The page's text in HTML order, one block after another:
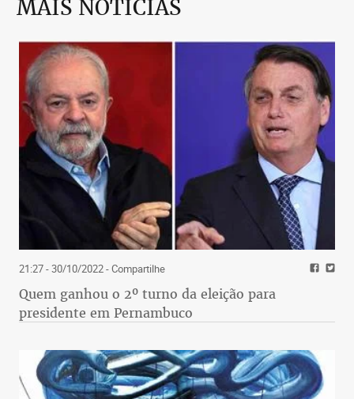
Casou-se com minha irmã e a levou para morar em
Teófilo Otoni, que passou a ser a minha segunda
casa.
Lá, conheci pequi, carne de sol, pelada descalço no
Palmeiras (pra não estragar a grama), o
restaurante Le Chateau e o calor acolhedor e
orgulhoso do nordeste de Minas. Outro país nas
muitas Minas.
Quando fui extraído a fórceps de Ibiá, fiquei
dividido entre BH e Teófilo Otoni. Entre meu irmão
e ele. Entre a infância leve e a rebeldia da
adolescência.
porta do Jequitinhonha. Mergulhei na
complexidade de ser mineiro.
MAIS NOTÍCIAS
21:27 - 30/10/2022- Compartilhe
Quem ganhou o 2º turno da eleição para
presidente em Pernambuco